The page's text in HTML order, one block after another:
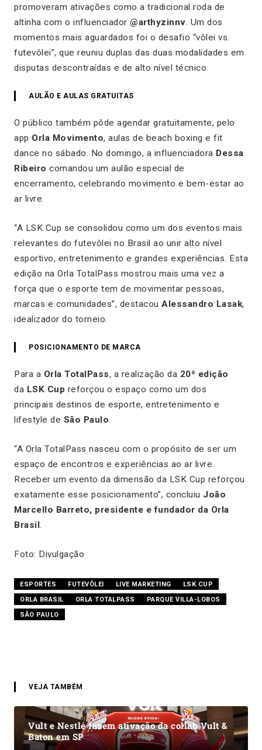
promoveram ativações como a tradicional roda de
altinha com o influenciador @arthyzinnv. Um dos
momentos mais aguardados foi o desafio “vôlei vs.
futevôlei”, que reuniu duplas das duas modalidades em
disputas descontraídas e de alto nível técnico.
AULÃO E AULAS GRATUITAS
O público também pôde agendar gratuitamente, pelo
app Orla Movimento, aulas de beach boxing e fit
dance no sábado. No domingo, a influenciadora Dessa
Ribeiro comandou um aulão especial de
encerramento, celebrando movimento e bem-estar ao
ar livre.
“A LSK Cup se consolidou como um dos eventos mais
relevantes do futevôlei no Brasil ao unir alto nível
esportivo, entretenimento e grandes experiências. Esta
edição na Orla TotalPass mostrou mais uma vez a
força que o esporte tem de movimentar pessoas,
marcas e comunidades”, destacou Alessandro Lasak,
idealizador do torneio.
POSICIONAMENTO DE MARCA
Para a Orla TotalPass, a realização da 20ª edição
da LSK Cup reforçou o espaço como um dos
principais destinos de esporte, entretenimento e
lifestyle de São Paulo.
“A Orla TotalPass nasceu com o propósito de ser um
espaço de encontros e experiências ao ar livre.
Receber um evento da dimensão da LSK Cup reforçou
exatamente esse posicionamento”, concluiu João
Marcello Barreto, presidente e fundador da Orla
Brasil.
Foto: Divulgação
ESPORTES FUTEVÔLEI LIVE MARKETING
LSK CUP
ORLA BRASIL
ORLA TOTALPASS
PARQUE VILLA-LOBOS
SÃO PAULO
VEJA TAMBÉM
Vult e Nestlé fazem ativação da collab Vult &
Baton em SP